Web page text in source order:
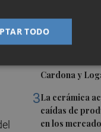
un referente
equipo de
2El Villarreal
Gerard
Cardona y
3La cerámica
caídas de
en los
TODO